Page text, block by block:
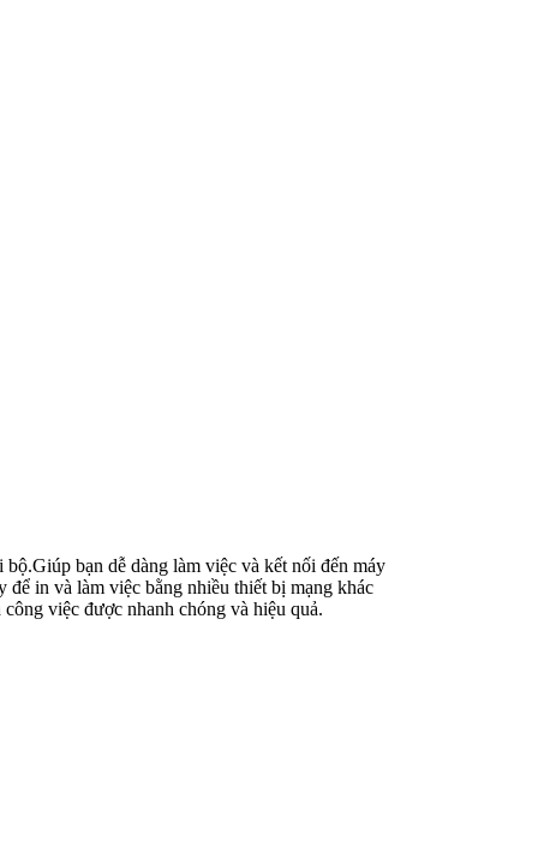
bạn dễ dàng làm việc và kết nối đến máy
để in và làm việc bằng nhiều thiết bị mạng khác
việc được nhanh chóng và hiệu quả.